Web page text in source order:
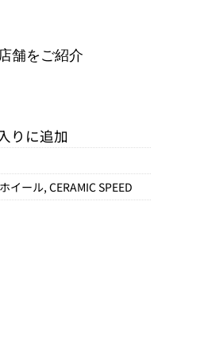
舗をご紹介
りに追加
イール,CERAMIC SPEED